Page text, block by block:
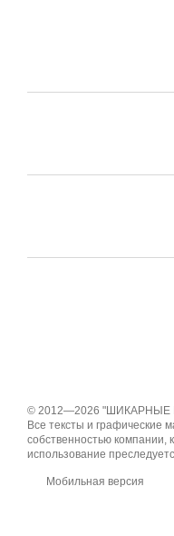
© 2012—2026 "ШИКАРНЫЕ
Все тексты и графические
собственностью компании,
использование
Мобильная версия